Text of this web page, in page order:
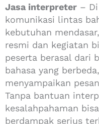
Jasa interpreter –
komunikasi lintas
kebutuhan
resmi dan kegiatan
peserta berasal dari
bahasa yang
menyampaikan
Tanpa bantuan
kesalahpahaman
berdampak serius